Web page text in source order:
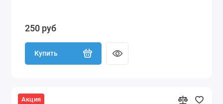
250 руб
Купить
Акция